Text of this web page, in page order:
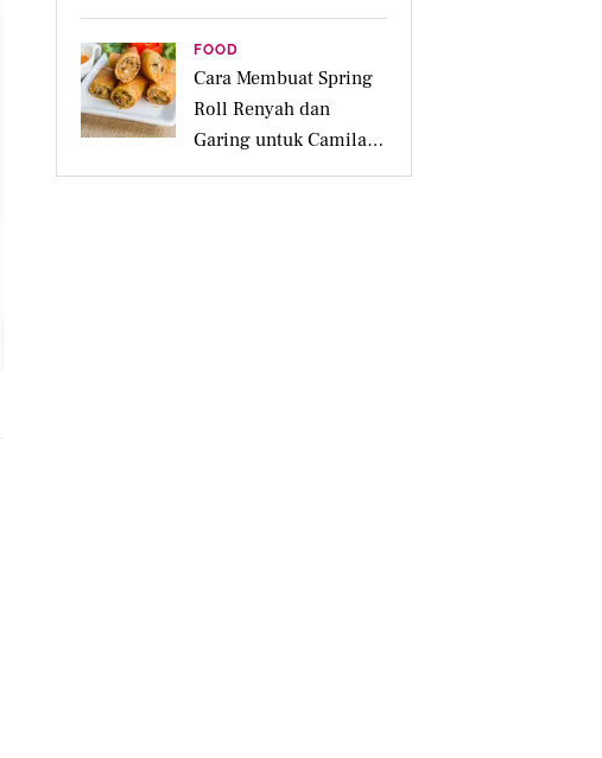
Disukai
FOOD
Cara Membuat Spring
Roll Renyah dan
Garing untuk Camilan
Pesta